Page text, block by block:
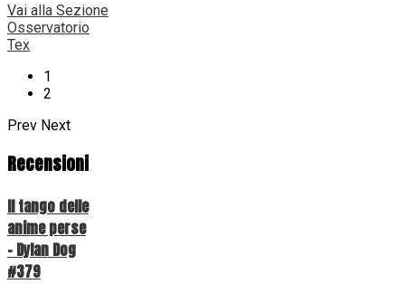
Vai alla Sezione
Osservatorio
Tex
1
2
Prev Next
Recensioni
Il tango delle
anime perse
- Dylan Dog
#379